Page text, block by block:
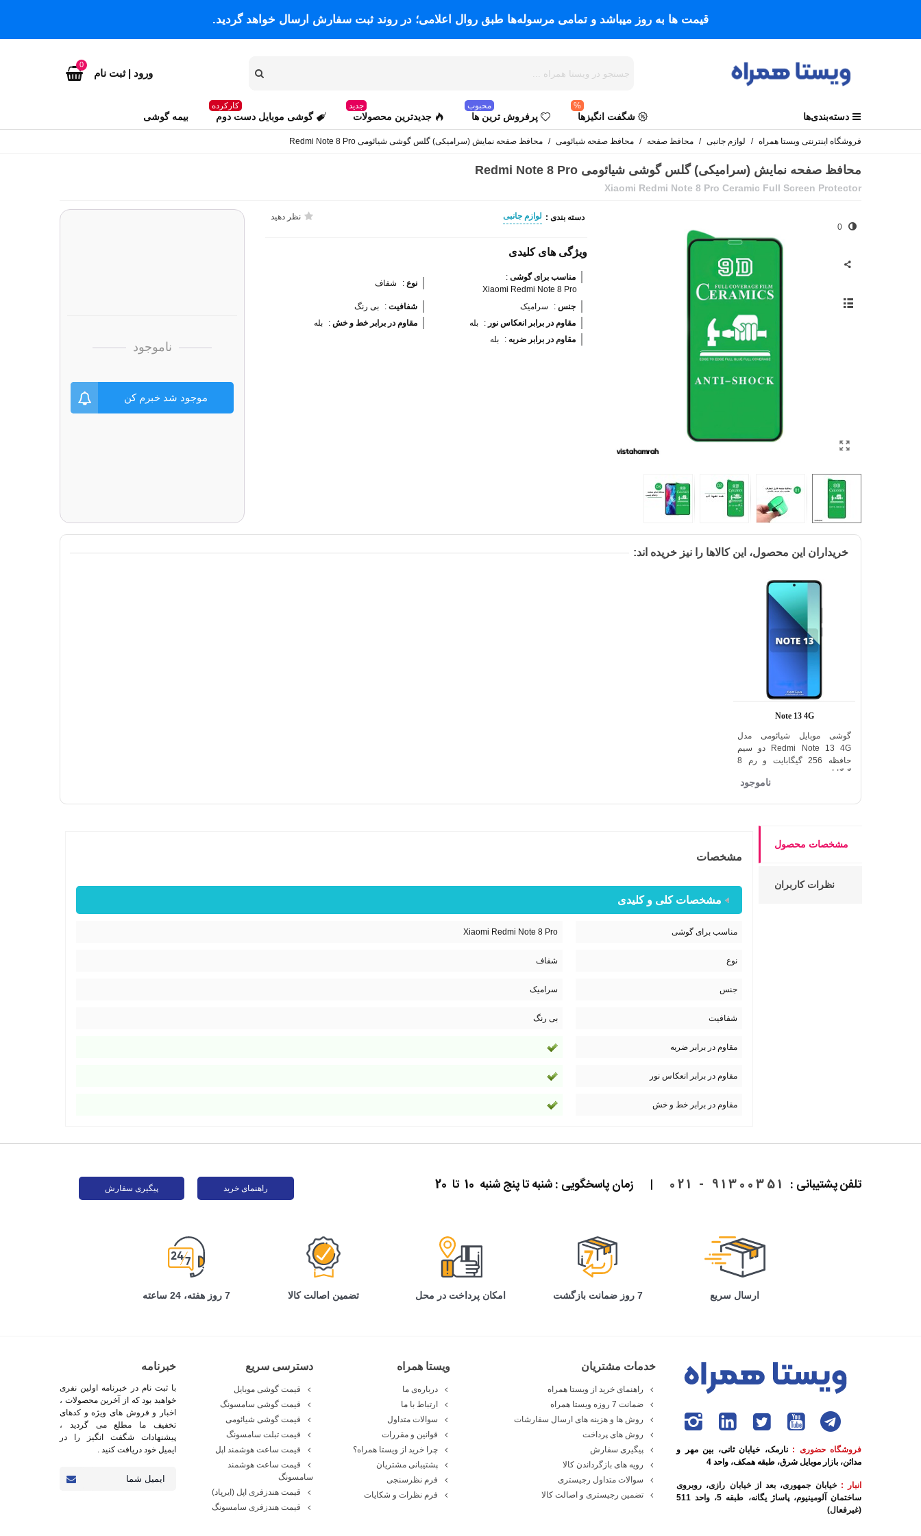
قیمت ها به روز میباشد و تمامی مرسوله‌ها طبق روال اعلامی؛ در روند ثبت سفارش ارسال خواهد گردید.
ورود | ثبت نام
0
دسته‌بندی‌ها شگفت انگیزها
%
پرفروش ترین ها
محبوب
جدیدترین محصولات
جدید
گوشی موبایل دست دوم
کارکرده
بیمه گوشی
فروشگاه اینترنتی ویستا همراه / لوازم جانبی / محافظ صفحه / محافظ صفحه شیائومی / محافظ صفحه نمایش (سرامیکی) گلس گوشی شیائومی Redmi Note 8 Pro
محافظ صفحه نمایش (سرامیکی) گلس گوشی شیائومی Redmi Note 8 Pro
Xiaomi Redmi Note 8 Pro Ceramic Full Screen Protector
0
دسته بندی : لوازم جانبی نظر دهید
ویژگی های کلیدی
مناسب برای گوشی :
Xiaomi Redmi Note 8 Pro
نوع : شفاف
جنس : سرامیک شفافیت :
بی رنگ
مقاوم در برابر انعکاس نور : بله مقاوم در برابر خط و خش :
بله
مقاوم در برابر ضربه : بله
ناموجود
موجود شد خبرم کن
خریداران این محصول، این کالاها را نیز خریده اند:
اضافه به مقایسه
Note 13 4G
گوشی موبایل شیائومی مدل
Redmi Note 13 4G دو سیم
حافظه 256 گیگابایت و رم 8
گیگابایت
ناموجود
مشخصات محصول
نظرات کاربران
مشخصات
مشخصات کلی و کلیدی
مناسب برای گوشی Xiaomi Redmi Note 8 Pro
نوع شفاف
جنس سرامیک
شفافیت بی رنگ
مقاوم در برابر ضربه
مقاوم در برابر انعکاس نور
مقاوم در برابر خط و خش
تلفن پشتیبانی : 91300351 - 021
| زمان پاسخگویی : شنبه تا پنج شنبه 10 تا 20 راهنمای خرید پیگیری سفارش
ارسال سریع 7 روز ضمانت بازگشت امکان پرداخت در محل تضمین اصالت کالا 7 روز هفته، 24 ساعته
فروشگاه حضوری : نارمک، خیابان ثانی، بین مهر و
مدائن، بازار موبایل شرق، طبقه همکف، واحد 4
انبار : خیابان جمهوری، بعد از خیابان رازی، روبروی
ساختمان آلومینیوم، پاساژ یگانه، طبقه 5، واحد 511
(غیرفعال)
خدمات مشتریان
راهنمای خرید از ویستا همراه
ضمانت 7 روزه ویستا همراه
روش ها و هزینه های ارسال سفارشات
روش های پرداخت
پیگیری سفارش
رویه های بازگرداندن کالا
سوالات متداول رجیستری
تضمین رجیستری و اصالت کالا
ویستا همراه
درباره‌ی ما
ارتباط با ما
سوالات متداول
قوانین و مقررات
چرا خرید از ویستا همراه؟
پشتیبانی مشتریان
فرم نظرسنجی
فرم نظرات و شکایات
دسترسی سریع
قیمت گوشی موبایل
قیمت گوشی سامسونگ
قیمت گوشی شیائومی
قیمت تبلت سامسونگ
قیمت ساعت هوشمند اپل
قیمت ساعت هوشمند
سامسونگ
قیمت هندزفری اپل (ایرپاد)
قیمت هندزفری سامسونگ
خبرنامه
با ثبت نام در خبرنامه اولین نفری
خواهید بود که از آخرین محصولات ،
اخبار و فروش های ویژه و کدهای
تخفیف ما مطلع می گردید ،
پیشنهادات شگفت انگیز را در
ایمیل خود دریافت کنید .